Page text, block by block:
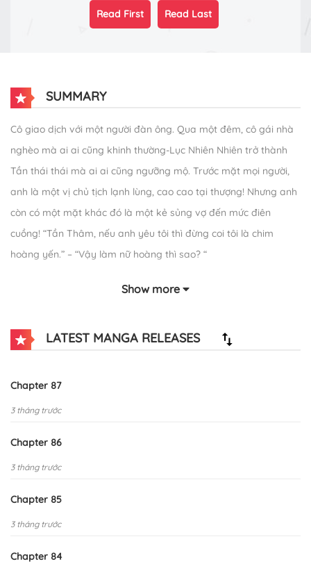
Read First Read Last
SUMMARY
Cô giao dịch với một người đàn ông. Qua một đêm, cô gái nhà
nghèo mà ai ai cũng khinh thường-Lục Nhiên Nhiên trở thành
Tần thái thái mà ai ai cũng ngưỡng mộ. Trước mặt mọi người,
anh là một vị chủ tịch lạnh lùng, cao cao tại thượng! Nhưng anh
còn có một mặt khác đó là một kẻ sủng vợ đến mức điên
cuồng! “Tần Thâm, nếu anh yêu tôi thì đừng coi tôi là chim
hoàng yến.” – “Vậy làm nữ hoàng thì sao? “
Show more
LATEST MANGA RELEASES
Chapter 87
3 tháng trước
Chapter 86
3 tháng trước
Chapter 85
3 tháng trước
Chapter 84